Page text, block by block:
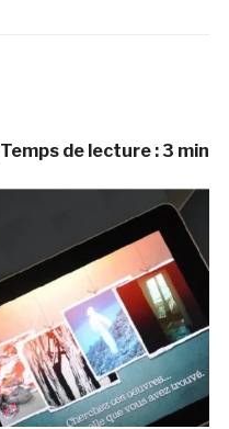
Temps de lecture : 3 min